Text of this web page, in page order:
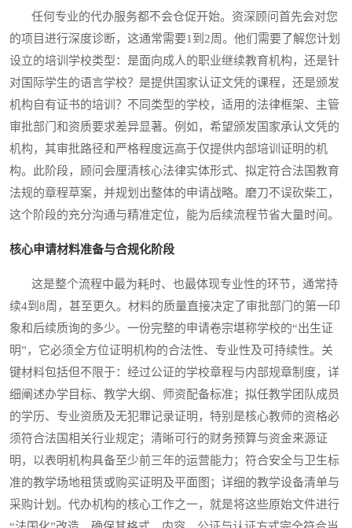
任何专业的代办服务都不会仓促开始。资深顾问首先会对您
的项目进行深度诊断，这通常需要1到2周。他们需要了解您计划
设立的培训学校类型：是面向成人的职业继续教育机构，还是针
对国际学生的语言学校？是提供国家认证文凭的课程，还是颁发
机构自有证书的培训？不同类型的学校，适用的法律框架、主管
审批部门和资质要求差异显著。例如，希望颁发国家承认文凭的
机构，其审批路径和严格程度远高于仅提供内部培训证明的机
构。此阶段，顾问会厘清核心法律实体形式、拟定符合法国教育
法规的章程草案，并规划出整体的申请战略。磨刀不误砍柴工，
这个阶段的充分沟通与精准定位，能为后续流程节省大量时间。
核心申请材料准备与合规化阶段
这是整个流程中最为耗时、也最体现专业性的环节，通常持
续4到8周，甚至更久。材料的质量直接决定了审批部门的第一印
象和后续质询的多少。一份完整的申请卷宗堪称学校的“出生证
明”，它必须全方位证明机构的合法性、专业性及可持续性。关
键材料包括但不限于：经过公证的学校章程与内部规章制度，详
细阐述办学目标、教学大纲、师资配备标准；拟任教学团队成员
的学历、专业资质及无犯罪记录证明，特别是核心教师的资格必
须符合法国相关行业规定；清晰可行的财务预算与资金来源证
明，以表明机构具备至少前三年的运营能力；符合安全与卫生标
准的教学场地租赁或购买证明及平面图；详细的教学设备清单与
采购计划。代办机构的核心工作之一，就是将这些原始文件进行